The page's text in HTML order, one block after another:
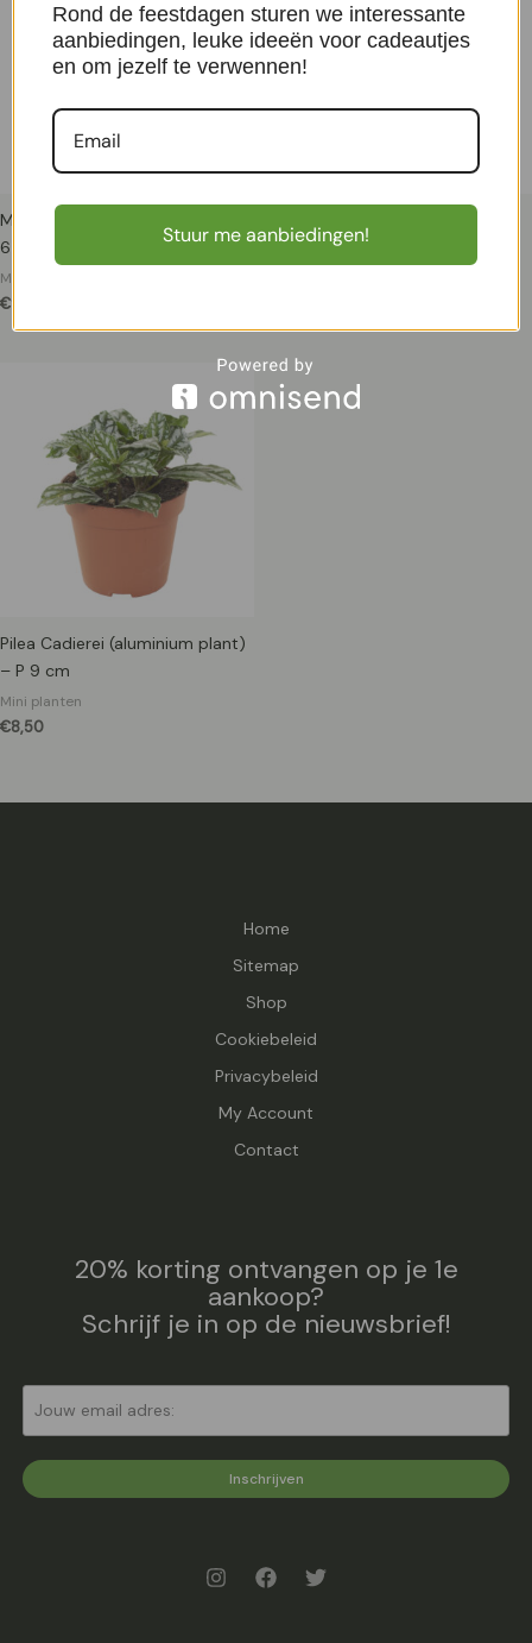
Mini Euphorbia Leuconeura – P
6 cm
Mini planten
€
P12
Pilea Cadierei (aluminium plant)
– P 9 cm
Mini planten
€8,50
Home
Sitemap
Shop
Cookiebeleid
Privacybeleid
My Account
Contact
20% korting ontvangen op je 1e
aankoop?
Schrijf je in op de nieuwsbrief!
Inschrijven
Rond de feestdagen sturen we interessante
aanbiedingen, leuke ideeën voor cadeautjes
en om jezelf te verwennen!
Stuur me aanbiedingen!